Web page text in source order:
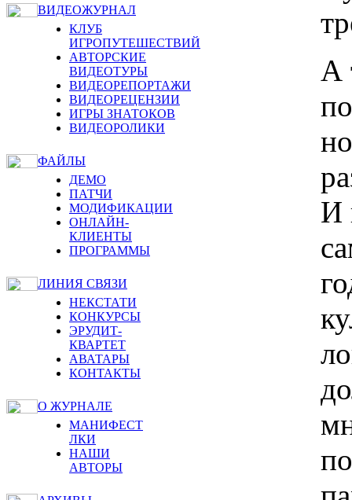
ВИДЕОЖУРНАЛ
КЛУБ
ИГРОПУТЕШЕСТВИЙ
АВТОРСКИЕ
ВИДЕОТУРЫ
ВИДЕОРЕПОРТАЖИ
ВИДЕОРЕЦЕНЗИИ
ИГРЫ ЗНАТОКОВ
ВИДЕОРОЛИКИ
ФАЙЛЫ
ДЕМО
ПАТЧИ
МОДИФИКАЦИИ
ОНЛАЙН-
КЛИЕНТЫ
ПРОГРАММЫ
ЛИНИЯ СВЯЗИ
НЕКСТАТИ
КОНКУРСЫ
ЭРУДИТ-
КВАРТЕТ
АВАТАРЫ
КОНТАКТЫ
О ЖУРНАЛЕ
МАНИФЕСТ
ЛКИ
НАШИ
АВТОРЫ
А
И